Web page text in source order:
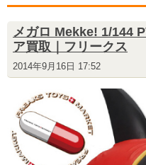
メガロ Mekke! 1/144
ア買取｜フリークス
2014年9月16日 17:52